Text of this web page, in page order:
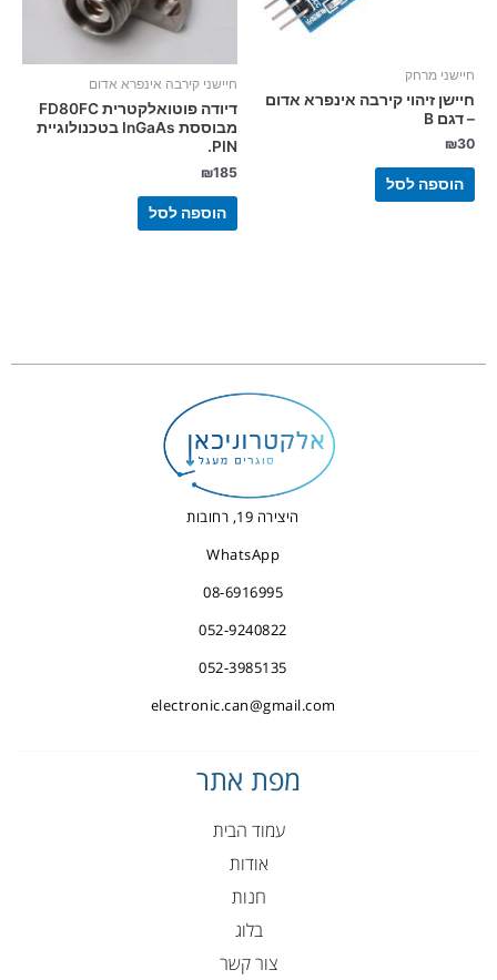
חיישני מרחק
חיישן זיהוי קירבה אינפרא אדום
– דגם B
₪30
הוספה לסל
חיישני קירבה אינפרא אדום
דיודה פוטואלקטרית FD80FC
מבוססת InGaAs בטכנולוגיית
PIN.
₪185
הוספה לסל
היצירה 19, רחובות
WhatsApp
08-6916995
052-9240822
052-3985135
electronic.can@gmail.com
מפת אתר
עמוד הבית
אודות
חנות
בלוג
צור קשר